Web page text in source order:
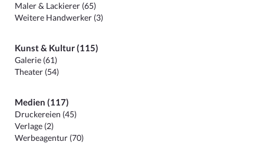
Maler & Lackierer (65)
Weitere Handwerker (3)
Kunst & Kultur (115)
Galerie (61)
Theater (54)
Medien (117)
Druckereien (45)
Verlage (2)
Werbeagentur (70)